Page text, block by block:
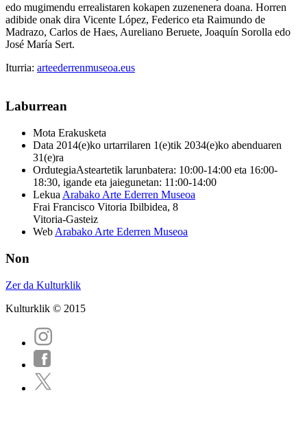
edo mugimendu errealistaren kokapen zuzenenera doana. Horren
adibide onak dira Vicente López, Federico eta Raimundo de
Madrazo, Carlos de Haes, Aureliano Beruete, Joaquín Sorolla edo
José María Sert.
Iturria: arteederrenmuseoa.eus
Laburrean
Mota Erakusketa
Data 2014(e)ko urtarrilaren 1(e)tik 2034(e)ko abenduaren
31(e)ra
OrdutegiaAsteartetik larunbatera: 10:00-14:00 eta 16:00-
18:30, igande eta jaiegunetan: 11:00-14:00
Lekua Arabako Arte Ederren Museoa
Frai Francisco Vitoria Ibilbidea, 8
Vitoria-Gasteiz
Web Arabako Arte Ederren Museoa
Non
Zer da Kulturklik
Kulturklik © 2015